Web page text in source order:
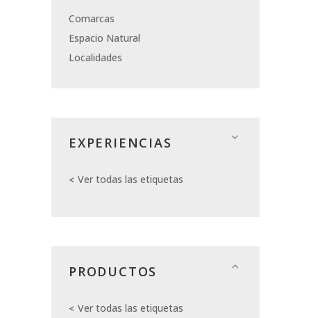
Comarcas
Espacio Natural
Localidades
EXPERIENCIAS
Ver todas las etiquetas
PRODUCTOS
Ver todas las etiquetas